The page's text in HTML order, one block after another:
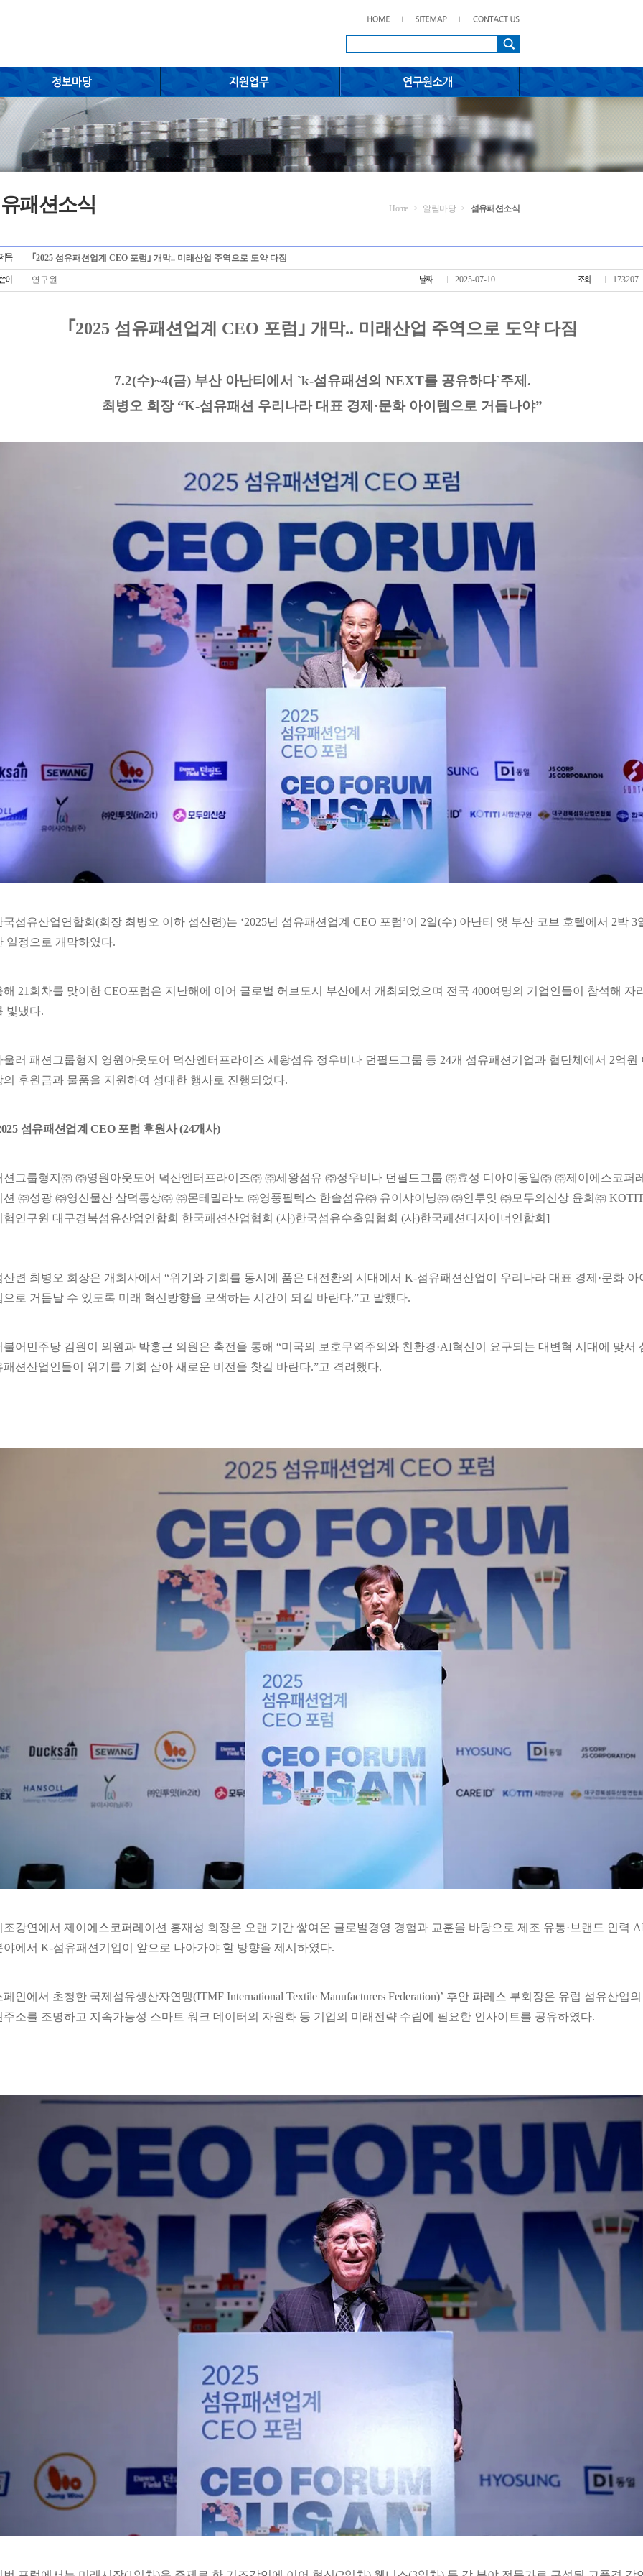
패션소식 Home > 알림마당 > 섬유패션소식
｢2025 섬유패션업계 CEO 포럼｣ 개막.. 미래산업 주역으로 도약 다짐
연구원 2025-07-10 173207
｢2025 섬유패션업계 CEO 포럼｣ 개막.. 미래산업 주역으로 도약 다짐
7.2(수)~4(금) 부산 아난티에서 `k-섬유패션의 NEXT를 공유하다`주제.
최병오 회장 “K-섬유패션 우리나라 대표 경제·문화 아이템으로 거듭나야”
국섬유산업연합회(회장 최병오 이하 섬산련)는 ‘2025년 섬유패션업계 CEO 포럼’이 2일(수) 아난티 앳 부산 코브 호텔에서 2박 3
일정으로 개막하였다.
해 21회차를 맞이한 CEO포럼은 지난해에 이어 글로벌 허브도시 부산에서 개최되었으며 전국 400여명의 기업인들이 참석해 자
빛냈다.
울러 패션그룹형지 영원아웃도어 덕산엔터프라이즈 세왕섬유 정우비나 던필드그룹 등 24개 섬유패션기업과 협단체에서 2억원
의 후원금과 물품을 지원하여 성대한 행사로 진행되었다.
섬유패션업계 CEO 포럼 후원사 (24개사)
션그룹형지㈜ ㈜영원아웃도어 덕산엔터프라이즈㈜ ㈜세왕섬유 ㈜정우비나 던필드그룹 ㈜효성 디아이동일㈜ ㈜제이에스코퍼
션 ㈜성광 ㈜영신물산 삼덕통상㈜ ㈜몬테밀라노 ㈜영풍필텍스 한솔섬유㈜ 유이샤이닝㈜ ㈜인투잇 ㈜모두의신상 윤회㈜
험연구원 대구경북섬유산업연합회 한국패션산업협회 (사)한국섬유수출입협회 (사)한국패션디자이너연합회]
산련 최병오 회장은 개회사에서 “위기와 기회를 동시에 품은 대전환의 시대에서 K-섬유패션산업이 우리나라 대표 경제·문화 아
으로 거듭날 수 있도록 미래 혁신방향을 모색하는 시간이 되길 바란다.”고 말했다.
불어민주당 김원이 의원과 박홍근 의원은 축전을 통해 “미국의 보호무역주의와 친환경·AI혁신이 요구되는 대변혁 시대에 맞서
패션산업인들이 위기를 기회 삼아 새로운 비전을 찾길 바란다.”고 격려했다.
조강연에서 제이에스코퍼레이션 홍재성 회장은 오랜 기간 쌓여온 글로벌경영 경험과 교훈을 바탕으로 제조 유통·브랜드 인력
야에서 K-섬유패션기업이 앞으로 나아가야 할 방향을 제시하였다.
페인에서 초청한 국제섬유생산자연맹(ITMF International Textile Manufacturers Federation)’ 후안 파레스 부회장은 유럽 섬유산업의
주소를 조명하고 지속가능성 스마트 워크 데이터의 자원화 등 기업의 미래전략 수립에 필요한 인사이트를 공유하였다.